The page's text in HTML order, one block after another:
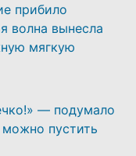
прибило
волна вынесла
мягкую
— подумало
пустить